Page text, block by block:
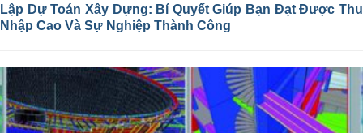
Lập Dự Toán Xây Dựng: Bí Quyết Giúp Bạn Đạt Được Thu
Nhập Cao Và Sự Nghiệp Thành Công